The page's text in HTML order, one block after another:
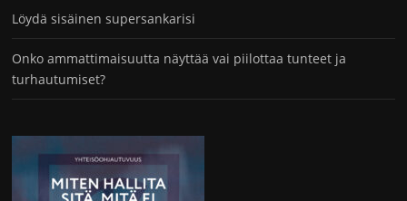
Löydä sisäinen supersankarisi
Onko ammattimaisuutta näyttää vai piilottaa tunteet ja
turhautumiset?